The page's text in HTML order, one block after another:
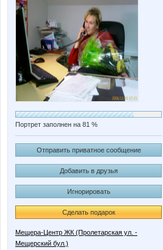
Портрет заполнен на 81 %
Отправить приватное сообщение
Добавить в друзья
Игнорировать
Сделать подарок
Мещера-Центр ЖК (Пролетарская ул. -
Мещерский бул.)